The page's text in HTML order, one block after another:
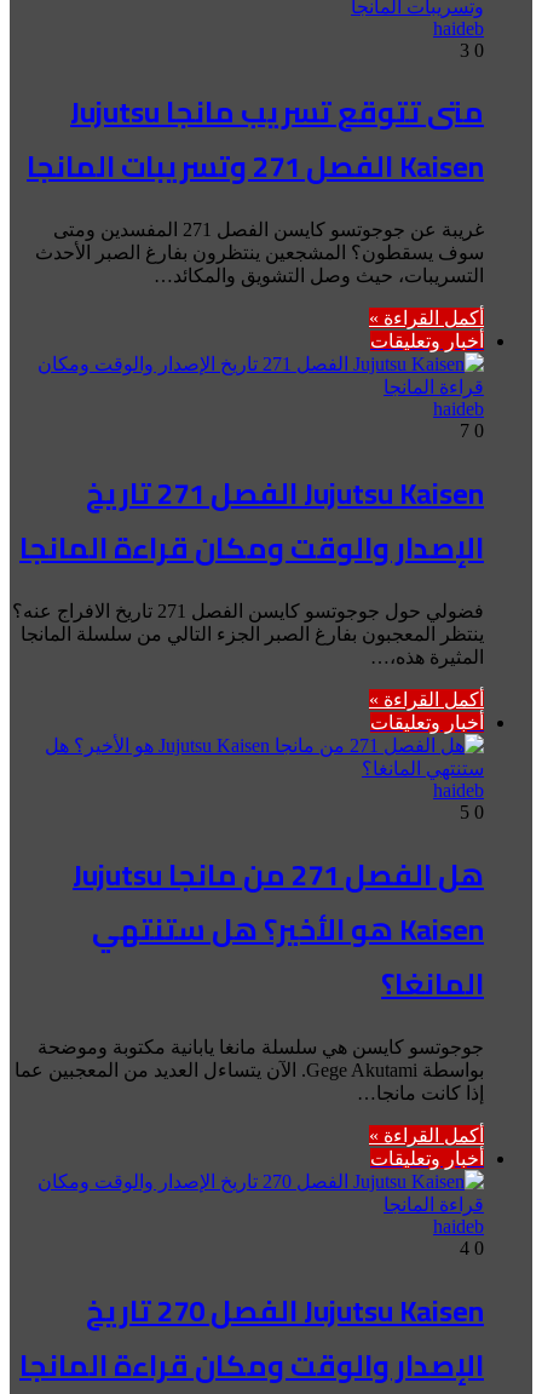
haideb
0
متى تتوقع تسريب مانجا Jujutsu
Kaisen الفصل 271 وتسريبات المانجا
غريبة عن جوجوتسو كايسن الفصل 271 المفسدين ومتى
سوف يسقطون؟ المشجعين ينتظرون بفارغ الصبر الأحدث
التسريبات، حيث وصل التشويق والمكائد…
أكمل القراءة »
أخبار وتعليقات
haideb
0
Jujutsu Kaisen الفصل 271 تاريخ
الإصدار والوقت ومكان قراءة المانجا
فضولي حول جوجوتسو كايسن الفصل 271 تاريخ الافراج عنه؟
ينتظر المعجبون بفارغ الصبر الجزء التالي من سلسلة المانجا
المثيرة هذه،…
أكمل القراءة »
أخبار وتعليقات
haideb
0
هل الفصل 271 من مانجا Jujutsu
Kaisen هو الأخير؟ هل ستنتهي
المانغا؟
جوجوتسو كايسن هي سلسلة مانغا يابانية مكتوبة وموضحة
بواسطة Gege Akutami. الآن يتساءل العديد من المعجبين عما
إذا كانت مانجا…
أكمل القراءة »
أخبار وتعليقات
haideb
0
Jujutsu Kaisen الفصل 270 تاريخ
الإصدار والوقت ومكان قراءة المانجا